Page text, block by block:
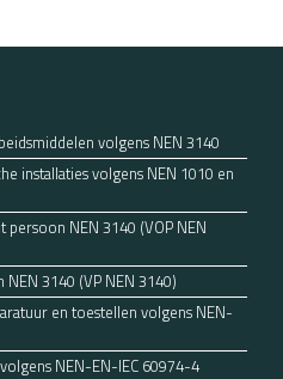
volgens NEN 3140
installaties volgens NEN 1010 en
NEN 3140 (VOP NEN
3140 (VP NEN 3140)
en toestellen volgens NEN-
NEN-EN-IEC 60974-4